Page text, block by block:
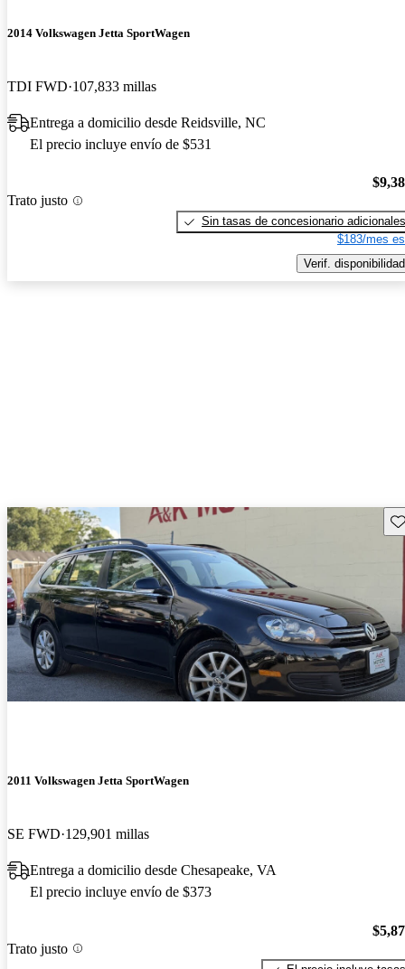
2014 Volkswagen Jetta SportWagen
TDI FWD 107,833 millas
Entrega a domicilio desde Reidsville, NC
El precio incluye envío de $531
Trato justo
Sin tasas de concesionario adicionales
$183/mes
Verif. disponibilidad
2011 Volkswagen Jetta SportWagen
SE FWD 129,901 millas
Entrega a domicilio desde Chesapeake, VA
El precio incluye envío de $373
Trato justo